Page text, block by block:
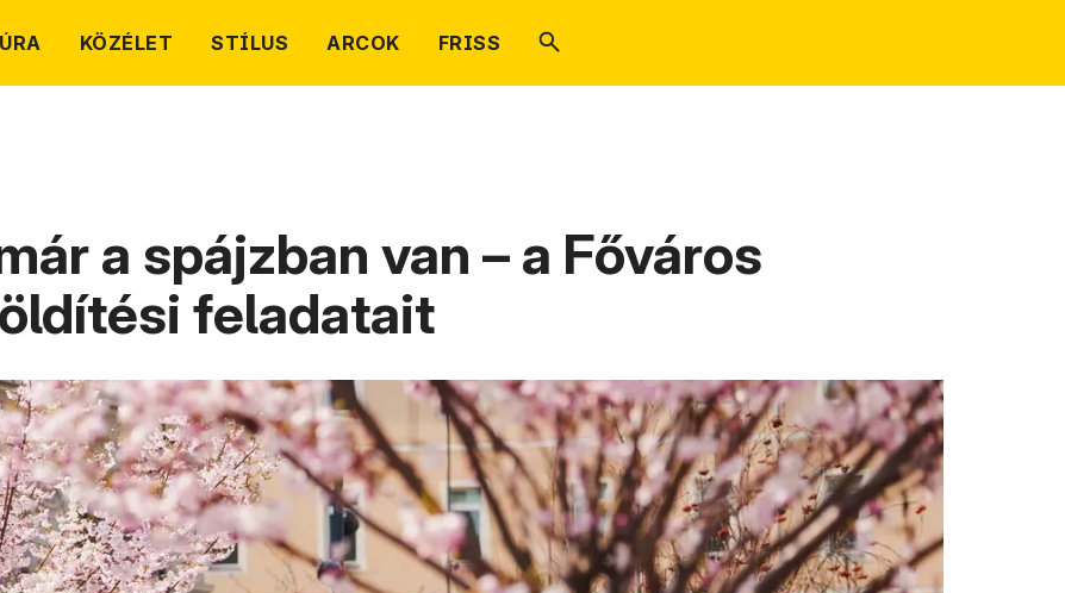
KÖZÉLET STÍLUS ARCOK FRISS
a spájzban van – a Főváros
feladatait